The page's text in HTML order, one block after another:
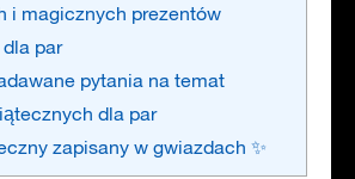
i magicznych prezentów
par
pytania na temat
dla par
zapisany w gwiazdach ✨